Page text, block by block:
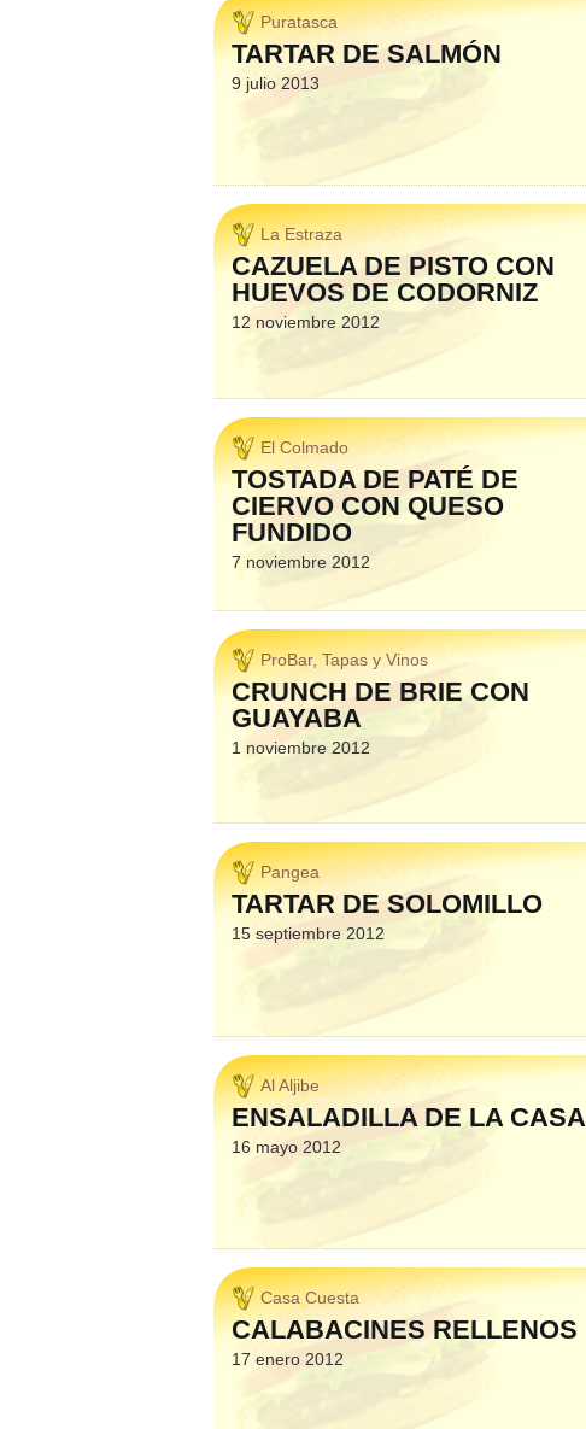
Puratasca
TARTAR DE SALMÓN
9 julio 2013
La Estraza
CAZUELA DE PISTO CON
HUEVOS DE CODORNIZ
12 noviembre 2012
El Colmado
TOSTADA DE PATÉ DE
CIERVO CON QUESO
FUNDIDO
7 noviembre 2012
ProBar, Tapas y Vinos
CRUNCH DE BRIE CON
GUAYABA
1 noviembre 2012
Pangea
TARTAR DE SOLOMILLO
15 septiembre 2012
Al Aljibe
ENSALADILLA DE LA CASA
16 mayo 2012
Casa Cuesta
CALABACINES RELLENOS
17 enero 2012